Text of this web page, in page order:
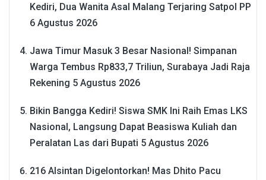
Kediri, Dua Wanita Asal Malang Terjaring Satpol PP
6 Agustus 2026
Jawa Timur Masuk 3 Besar Nasional! Simpanan
Warga Tembus Rp833,7 Triliun, Surabaya Jadi Raja
Rekening 5 Agustus 2026
Bikin Bangga Kediri! Siswa SMK Ini Raih Emas LKS
Nasional, Langsung Dapat Beasiswa Kuliah dan
Peralatan Las dari Bupati 5 Agustus 2026
216 Alsintan Digelontorkan! Mas Dhito Pacu